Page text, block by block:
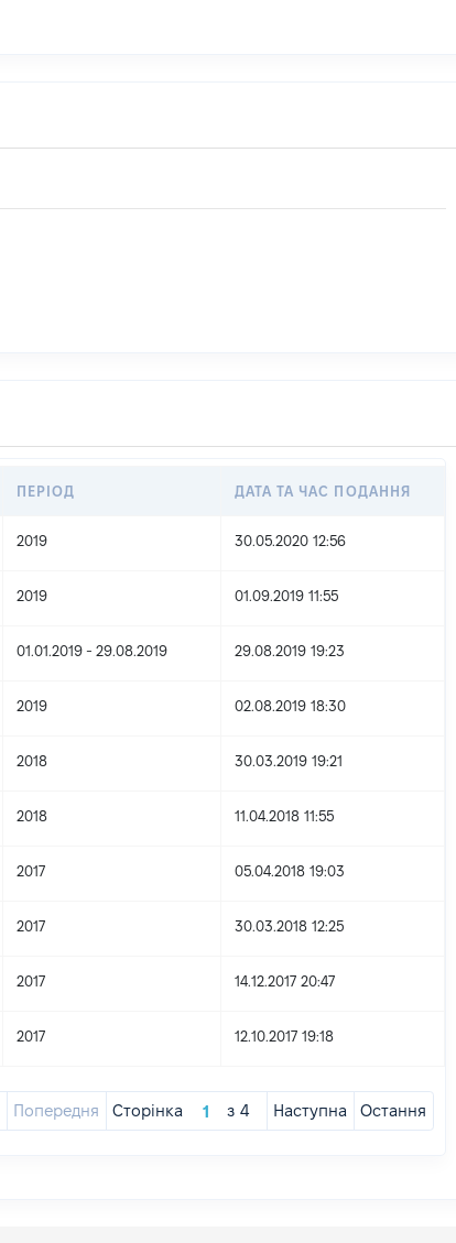
ПЕРІОД ДАТА ТА ЧАС ПОДАННЯ
2019 30.05.2020 12:56
2019 01.09.2019 11:55
01.01.2019 - 29.08.2019 29.08.2019 19:23
2019 02.08.2019 18:30
2018 30.03.2019 19:21
2018 11.04.2018 11:55
2017 05.04.2018 19:03
2017 30.03.2018 12:25
2017 14.12.2017 20:47
2017 12.10.2017 19:18
Попередня Сторінка з 4 Наступна Остання